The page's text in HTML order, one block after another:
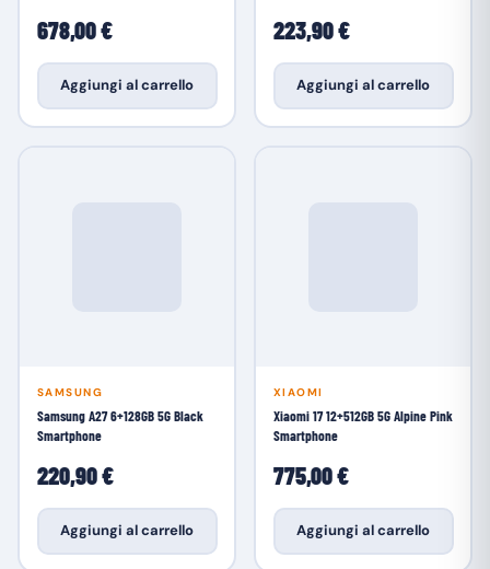
678,00 €
Aggiungi al carrello
223,90 €
Aggiungi al carrello
SAMSUNG
Samsung A27 6+128GB 5G Black
Smartphone
220,90 €
Aggiungi al carrello
XIAOMI
Xiaomi 17 12+512GB 5G Alpine Pink
Smartphone
775,00 €
Aggiungi al carrello